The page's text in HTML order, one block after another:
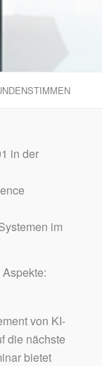
in der
im
von KI-
die nächste
bietet